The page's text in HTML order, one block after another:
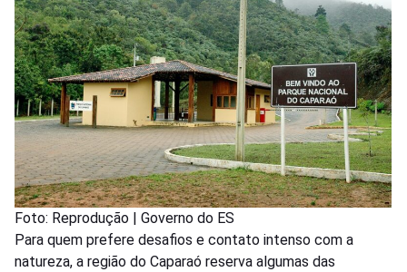
Foto: Reprodução | Governo do ES
Para quem prefere desafios e contato intenso com a
natureza, a região do Caparaó reserva algumas das